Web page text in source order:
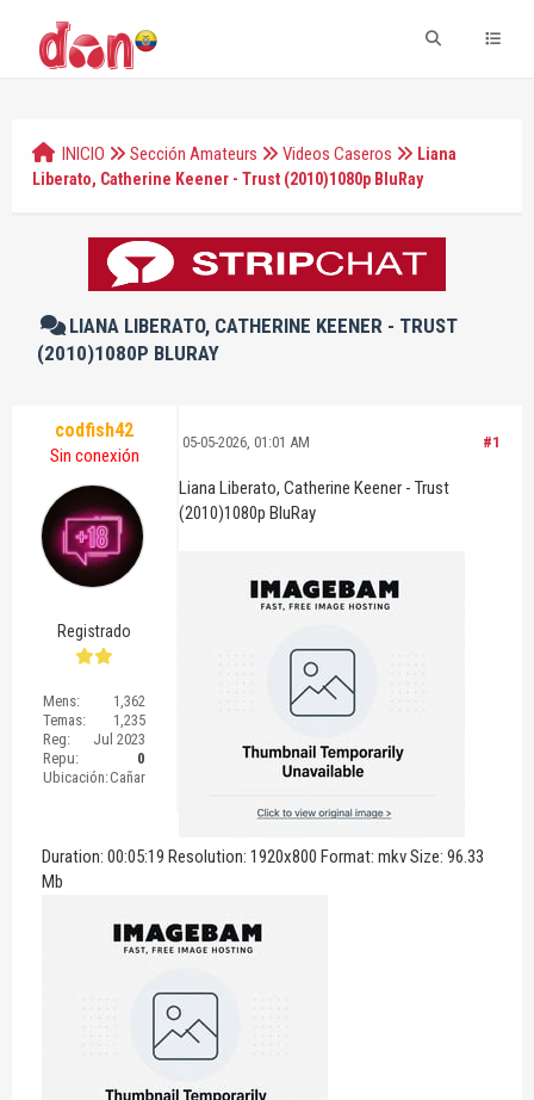
INICIO Sección Amateurs Videos Caseros
Liana
Liberato, Catherine Keener - Trust (2010)1080p BluRay
LIANA LIBERATO, CATHERINE KEENER - TRUST
(2010)1080P BLURAY
codfish42
Sin conexión
Registrado
Mens:
1,362
Temas:
1,235
Reg:
Jul 2023
Repu:
0
Ubicación:Cañar
#1
05-05-2026, 01:01 AM
Liana Liberato, Catherine Keener - Trust
(2010)1080p BluRay
Duration: 00:05:19 Resolution: 1920x800 Format: mkv Size: 96.33
Mb